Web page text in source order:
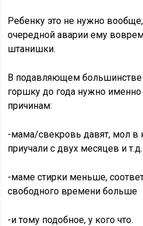
Ребенку это не нужно
очередной аварии ему
штанишки.
В подавляющем большинстве
горшку до года нужно
причинам:
-мама/свекровь давят, мол
приучали с двух месяцев и т.д.
-маме стирки меньше,
свободного времени больше
-и тому подобное, у кого что.